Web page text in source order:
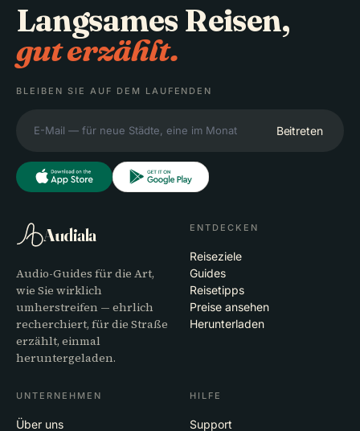
Langsames Reisen,
gut erzählt.
BLEIBEN SIE AUF DEM LAUFENDEN
Beitreten
Audiala
Audio-Guides für die Art,
wie Sie wirklich
umherstreifen — ehrlich
recherchiert, für die Straße
erzählt, einmal
heruntergeladen.
ENTDECKEN
Reiseziele
Guides
Reisetipps
Preise ansehen
Herunterladen
UNTERNEHMEN
Über uns
HILFE
Support